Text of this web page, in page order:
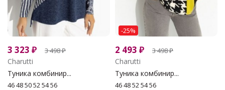
3 323 ₽ 3 498₽
Charutti
Туника комбинир...
46 48 50 52 54 56
-25%
2 493 ₽ 3 498₽
Charutti
Туника комбинир...
46 48 52 54 56